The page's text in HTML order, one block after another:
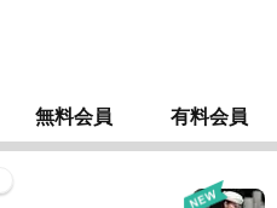
無料会員 有料会員